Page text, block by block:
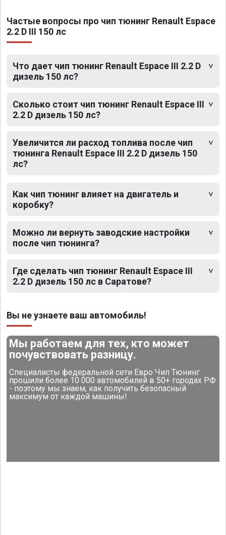
Частые вопросы про чип тюнинг Renault Espace
2.2 D III 150 лс
Что дает чип тюнинг Renault Espace III 2.2 D
дизель 150 лс?
Сколько стоит чип тюнинг Renault Espace III
2.2 D дизель 150 лс?
Увеличится ли расход топлива после чип
тюнинга Renault Espace III 2.2 D дизель 150
лс?
Как чип тюнинг влияет на двигатель и
коробку?
Можно ли вернуть заводские настройки
после чип тюнинга?
Где сделать чип тюнинг Renault Espace III
2.2 D дизель 150 лс в Саратове?
Вы не узнаете ваш автомобиль!
Мы работаем для тех, кто может
почувствовать разницу.
Специалисты федеральной сети Евро Чип Тюнинг
прошили более 10 000 автомобилей в 50+ городах РФ
- поэтому мы знаем, как получить безопасный
максимум от каждой машины!